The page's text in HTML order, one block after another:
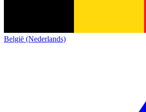
België (Nederlands)